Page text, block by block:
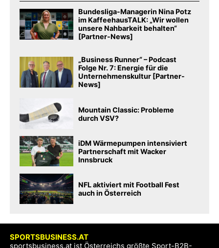
Bundesliga-Managerin Nina Potz
im KaffeehausTALK: „Wir wollen
unsere Nahbarkeit behalten“
[Partner-News]
„Business Runner“ – Podcast
Folge Nr. 7: Energie für die
Unternehmenskultur [Partner-
News]
Mountain Classic: Probleme
durch VSV?
iDM Wärmepumpen intensiviert
Partnerschaft mit Wacker
Innsbruck
NFL aktiviert mit Football Fest
auch in Österreich
SPORTSBUSINESS.AT
sportsbusiness.at ist Österreichs größte Sport-B2B-